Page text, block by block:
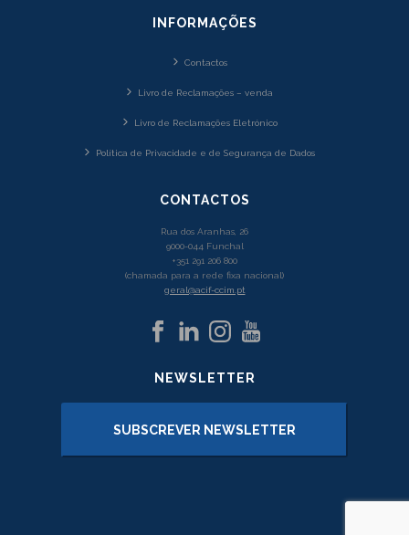
INFORMAÇÕES
Contactos
Livro de Reclamações – venda
Livro de Reclamações Eletrónico
Política de Privacidade e de Segurança de Dados
CONTACTOS
Rua dos Aranhas, 26
9000-044 Funchal
+351 291 206 800
(chamada para a rede fixa nacional)
geral@acif-ccim.pt
NEWSLETTER
SUBSCREVER NEWSLETTER